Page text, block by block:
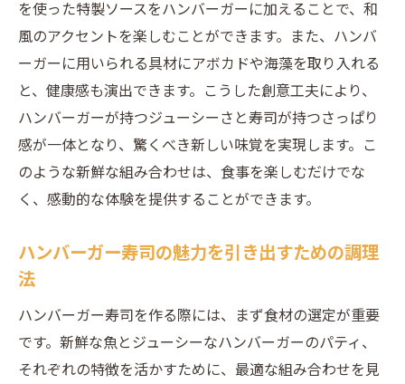
を使った特製ソースをハンバーガーに加えることで、和
風のアクセントを楽しむことができます。また、ハンバ
ーガーに用いられる具材にアボカドや海藻を取り入れる
と、健康感も演出できます。こうした創意工夫により、
ハンバーガーが持つジューシーさと寿司が持つさっぱり
感が一体となり、驚くべき新しい味覚を実現します。こ
のような新鮮な組み合わせは、食事を楽しむだけでな
く、感動的な体験を提供することができます。
ハンバーガー寿司の魅力を引き出すための調理
法
ハンバーガー寿司を作る際には、まず食材の選定が重要
です。新鮮な魚とジューシーなハンバーガーのパティ、
それぞれの特徴を活かすために、最適な組み合わせを見